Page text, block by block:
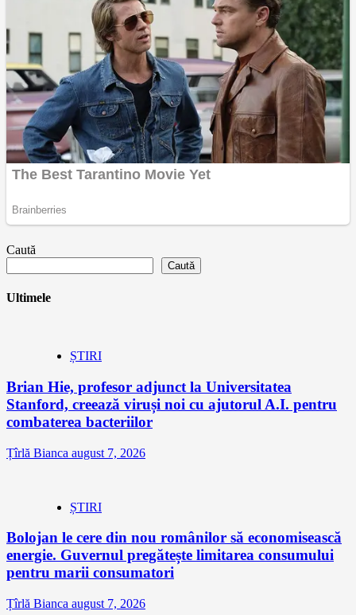
Caută
Caută
Ultimele
ȘTIRI
Brian Hie, profesor adjunct la Universitatea
Stanford, creează viruși noi cu ajutorul A.I. pentru
combaterea bacteriilor
Țîrlă Bianca august 7, 2026
ȘTIRI
Bolojan le cere din nou românilor să economisească
energie. Guvernul pregătește limitarea consumului
pentru marii consumatori
Țîrlă Bianca august 7, 2026